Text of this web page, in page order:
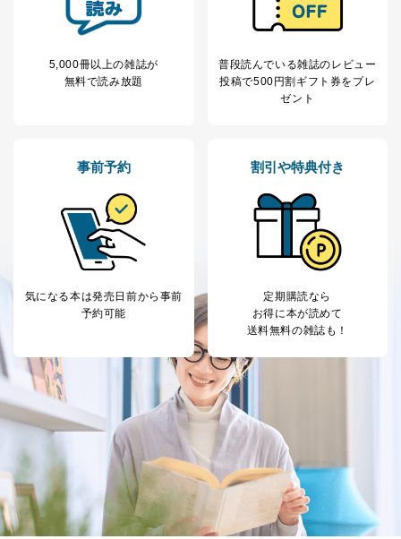
ｅメール等による商品、サービ
ス、キャンペーン等の広告に関す
4
採用応募者の方の
個人情報
採用選考、ご連絡のため
人事、総務などの雇用管理等のた
により当社の
等をご利用の方の
個人情報
た商品の発売元企業からのｅメー
サービス、キャンペーン等の広告
に関するご案内のため
7
SNS公式アカウン
トに登録された方
の個人情報
当社のサービス利用状況の把握お
お問い合わせ対応、トラブル対
質向上のため
その他当社のプライバシーポリシ
ー等にて公表する利用目的達成の
ため
※上記の利用目的のうちNo.1～5については保有個人デ
ータ（開示対象個人情報）の利用目的であり、下記4.の
開示等のご請求に対応させていただきます。
なお、6、7については、パートナー（提携企業）様又は
各SNS運営会社様にご請求いただきますようお願い致し
ます。
３．個人情報の第三者提供について
当社は、取得した個人情報を適切に管理し､あらかじめ
5,000冊以上の雑誌が
無料で読み放題
普段読んでいる雑誌のレビュー
投稿で500円割ギフト券をプレ
ゼント
事前予約
気になる本は発売日前から事前
予約可能
割引や特典付き
定期購読なら
お得に本が読めて
送料無料の雑誌も！